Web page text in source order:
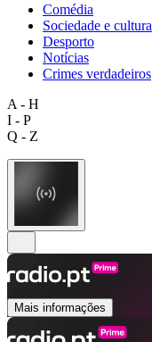
Comédia
Sociedade e cultura
Desporto
Notícias
Crimes verdadeiros
A - H
I - P
Q - Z
Mais informações